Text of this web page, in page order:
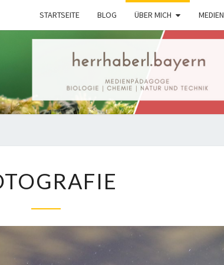
STARTSEITE BLOG ÜBER MICH MEDIEN
Digitales
Lernmaterial